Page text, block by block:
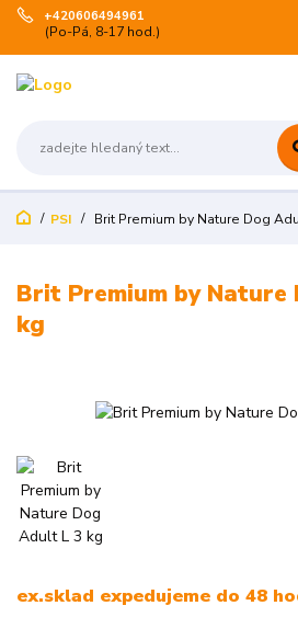
+420606494961
(Po-Pá, 8-17 hod.)
PSI Brit Premium by Nature Dog
Brit Premium by Nature
kg
ex.sklad expedujeme do 48